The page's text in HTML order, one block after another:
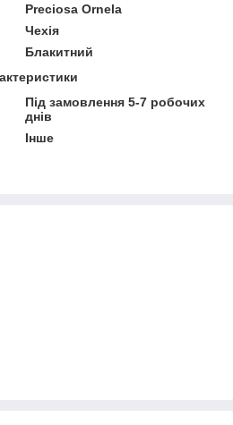
Preciosa Ornela
Чехія
Блакитний
Під замовлення 5-7 робочих
днів
Інше